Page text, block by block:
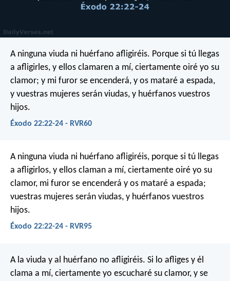
A ninguna viuda ni huérfano afligiréis. Porque si tú llegas
a afligirles, y ellos clamaren a mí, ciertamente oiré yo su
clamor; y mi furor se encenderá, y os mataré a espada,
y vuestras mujeres serán viudas, y huérfanos vuestros
hijos.
Éxodo 22:22-24 - RVR60
A ninguna viuda ni huérfano afligiréis, porque si tú llegas
a afligirlos, y ellos claman a mí, ciertamente oiré yo su
clamor, mi furor se encenderá y os mataré a espada;
vuestras mujeres serán viudas, y huérfanos vuestros
hijos.
Éxodo 22:22-24 - RVR95
A la viuda y al huérfano no afligiréis. Si lo afliges y él
clama a mí, ciertamente yo escucharé su clamor, y se